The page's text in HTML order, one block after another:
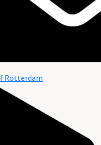
Rotterdam